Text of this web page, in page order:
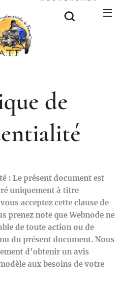
de
: Le présent document est
uniquement à titre
acceptez cette clause de
prenez note que Webnode ne
de toute action ou de
du présent document. Nous
d'obtenir un avis
aux besoins de votre